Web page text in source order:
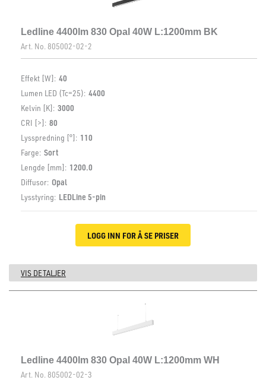
Ledline 4400lm 830 Opal 40W L:1200mm BK
Art. No. 805002-02-2
Effekt [W]: 40
Lumen LED (Tc=25): 4400
Kelvin [K]: 3000
CRI [>]: 80
Lysspredning [°]: 110
Farge: Sort
Lengde [mm]: 1200.0
Diffusor: Opal
Lysstyring: LEDLine 5-pin
LOGG INN FOR Å SE PRISER
VIS DETALJER
Ledline 4400lm 830 Opal 40W L:1200mm WH
Art. No. 805002-02-3